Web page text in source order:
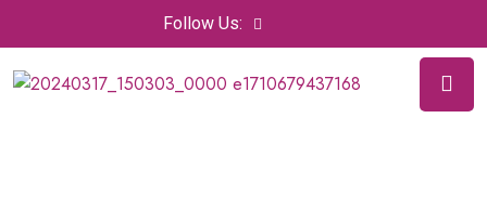
Follow Us: